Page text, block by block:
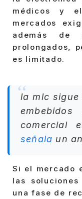
médicos y
mercados
además de
prolongados,
es limitado.
la mlc sigue
comercial
señala un
Si el mercado
las soluciones
una fase de